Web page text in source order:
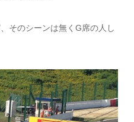
そのシーンは無くG席の人し